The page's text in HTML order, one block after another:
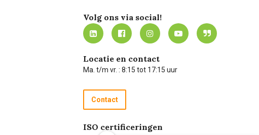
Volg ons via social!
Locatie en contact
Ma. t/m vr. : 8:15 tot 17:15 uur
Contact
ISO certificeringen